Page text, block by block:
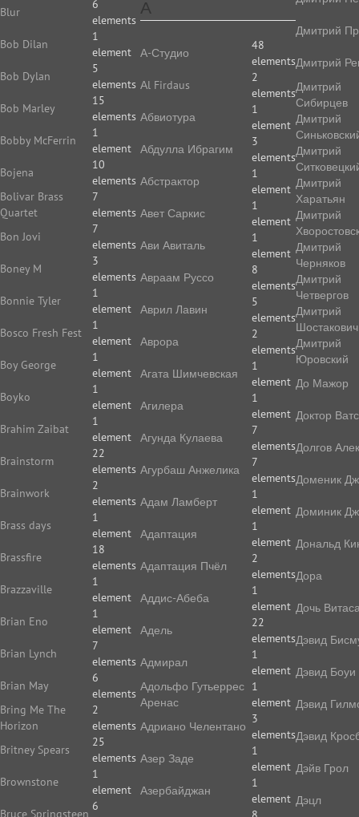
Blur
6
elements
Bob Dilan
1
element
Bob Dylan
5
elements
Bob Marley
15
elements
Bobby McFerrin
1
element
Bojena
10
elements
Bolivar Brass
Quartet
7
elements
Bon Jovi
7
elements
Boney M
3
elements
Bonnie Tyler
1
element
Bosco Fresh Fest
1
element
Boy George
1
element
Boyko
1
element
Brahim Zaibat
1
element
Brainstorm
22
elements
Brainwork
2
elements
Brass days
1
element
Brassfire
18
elements
Brazzaville
1
element
Brian Eno
1
element
Brian Lynch
7
elements
Brian May
6
elements
Bring Me The
Horizon
2
elements
Britney Spears
25
elements
Brownstone
1
element
Bruce Springsteen
6
А
А-Студио
48
elements
Аl Firdaus
2
elements
Абвиотура
1
element
Абдулла Ибрагим
3
elements
Абстрактор
1
element
Авет Саркис
1
element
Ави Авиталь
1
element
Авраам Руссо
8
elements
Аврил Лавин
5
elements
Аврора
2
elements
Агата Шимчевская
1
element
Агилера
1
element
Агунда Кулаева
7
elements
Агурбаш Анжелика
7
elements
Адам Ламберт
1
element
Адаптация
1
element
Адаптация Пчёл
2
elements
Аддис-Абеба
1
element
Адель
22
elements
Адмирал
1
element
Адольфо Гутьеррес
Аренас
1
element
Адриано Челентано
3
elements
Азер Заде
1
element
Азербайджан
1
element
Дмитрий
Дмитрий
Дмитрий
Сибирцев
Дмитрий
Дмитрий
Дмитрий
Харатьян
Дмитрий
Дмитрий
Черняков
Дмитрий
Четвергов
Дмитрий
Шостакович
Дмитрий
Юровский
До Мажор
Доктор
Долгов
Доменик
Доминик
Дональд
Дора
Дочь
Дэвид
Дэвид Боуи
Дэвид
Дэвид
Дэйв Грол
Дэцл